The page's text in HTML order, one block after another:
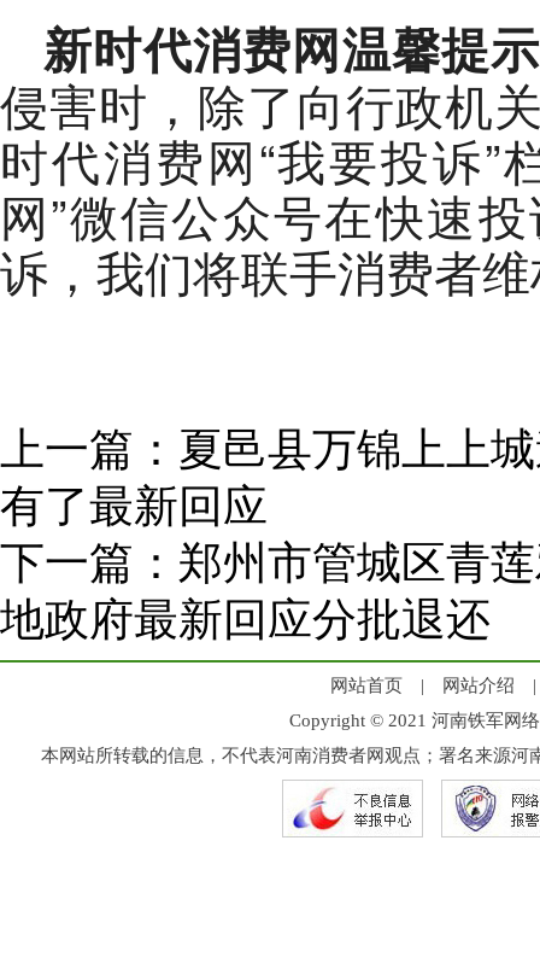
新时代消费网温馨提
侵害时，除了向行政机
时代消费网“我要投诉”
网”微信公众号在快速
诉，我们将联手消费者
上一篇： 夏邑县万锦上上
有了最新回应
下一篇： 郑州市管城区青
地政府最新回应分批退还
网站首页 | 网站介绍
Copyright © 2021 河南铁军网
本网站所转载的信息，不代表河南消费者网观点；署名来源